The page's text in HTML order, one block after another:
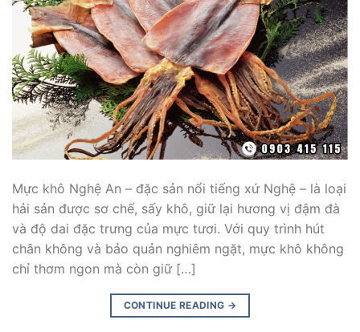
Mực khô Nghệ An – đặc sản nổi tiếng xứ Nghệ – là loại
hải sản được sơ chế, sấy khô, giữ lại hương vị đậm đà
và độ dai đặc trưng của mực tươi. Với quy trình hút
chân không và bảo quản nghiêm ngặt, mực khô không
chỉ thơm ngon mà còn giữ […]
CONTINUE READING →